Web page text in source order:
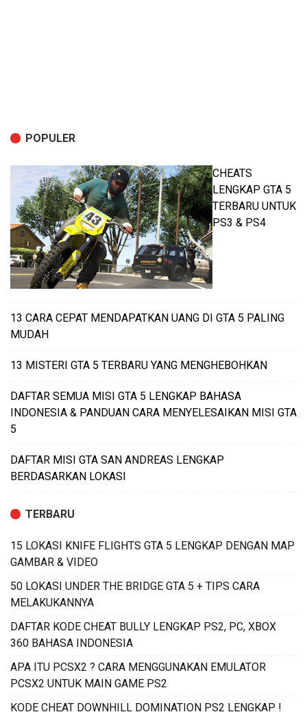
POPULER
CHEATS
LENGKAP GTA 5
TERBARU UNTUK
PS3 & PS4
13 CARA CEPAT MENDAPATKAN UANG DI GTA 5 PALING
MUDAH
13 MISTERI GTA 5 TERBARU YANG MENGHEBOHKAN
DAFTAR SEMUA MISI GTA 5 LENGKAP BAHASA
INDONESIA & PANDUAN CARA MENYELESAIKAN MISI GTA
5
DAFTAR MISI GTA SAN ANDREAS LENGKAP
BERDASARKAN LOKASI
TERBARU
15 LOKASI KNIFE FLIGHTS GTA 5 LENGKAP DENGAN MAP
GAMBAR & VIDEO
50 LOKASI UNDER THE BRIDGE GTA 5 + TIPS CARA
MELAKUKANNYA
DAFTAR KODE CHEAT BULLY LENGKAP PS2, PC, XBOX
360 BAHASA INDONESIA
APA ITU PCSX2 ? CARA MENGGUNAKAN EMULATOR
PCSX2 UNTUK MAIN GAME PS2
KODE CHEAT DOWNHILL DOMINATION PS2 LENGKAP !